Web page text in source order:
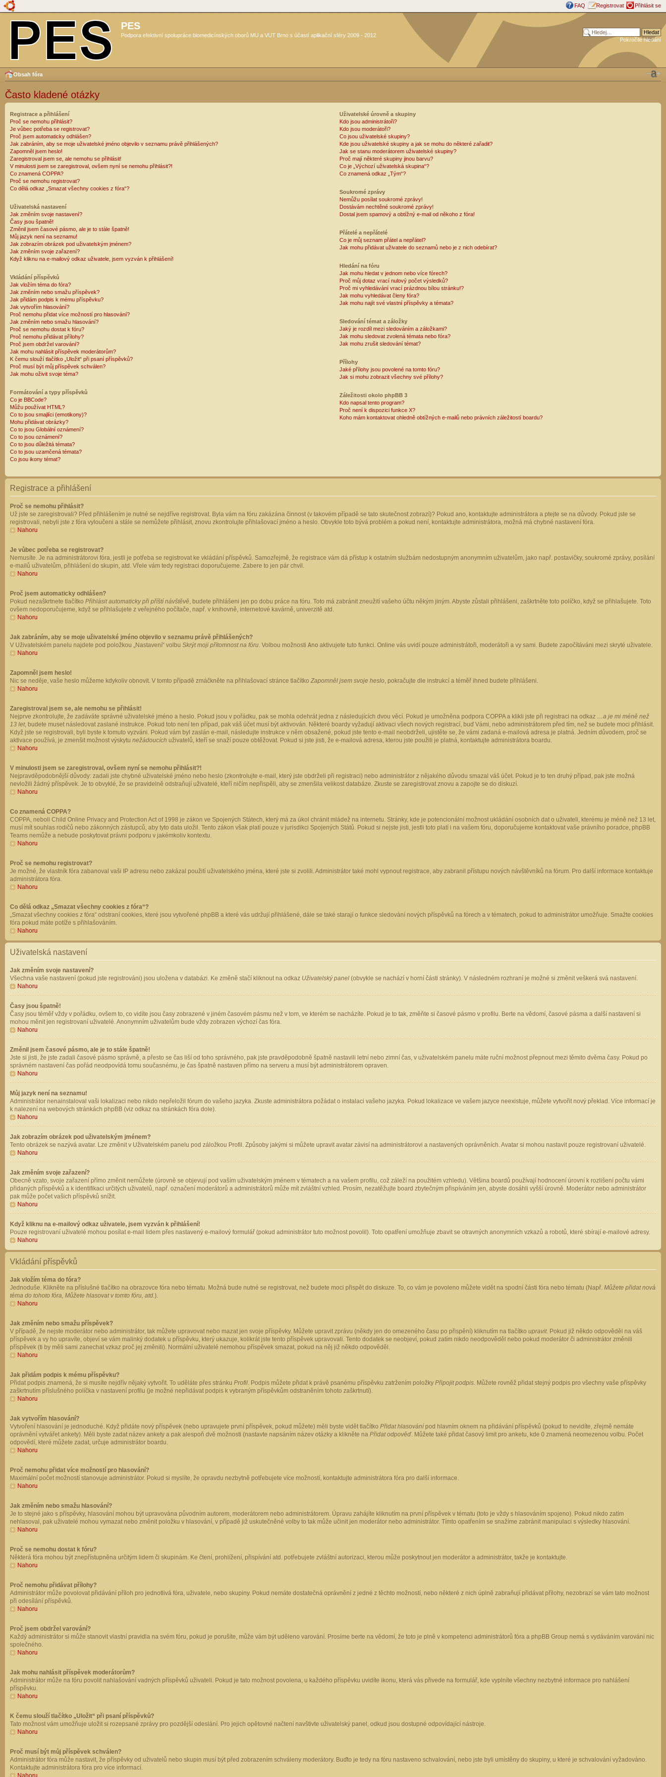
FAQ Registrovat Přihlásit se
PES
Podpora efektivní spolupráce biomedicínských oborů MU a VUT Brno s účastí aplikační sféry 2009 - 2012
Pokročilé hledání
Obsah fóra
Často kladené otázky
Registrace a přihlášení
Proč se nemohu přihlásit?
Je vůbec potřeba se registrovat?
Proč jsem automaticky odhlášen?
Jak zabráním, aby se moje uživatelské jméno objevilo v seznamu právě přihlášených?
Zapomněl jsem heslo!
Zaregistroval jsem se, ale nemohu se přihlásit!
V minulosti jsem se zaregistroval, ovšem nyní se nemohu přihlásit?!
Co znamená COPPA?
Proč se nemohu registrovat?
Co dělá odkaz „Smazat všechny cookies z fóra“?
Uživatelská nastavení
Jak změním svoje nastavení?
Časy jsou špatně!
Změnil jsem časové pásmo, ale je to stále špatně!
Můj jazyk není na seznamu!
Jak zobrazím obrázek pod uživatelským jménem?
Jak změním svoje zařazení?
Když kliknu na e-mailový odkaz uživatele, jsem vyzván k přihlášení!
Vkládání příspěvků
Jak vložím téma do fóra?
Jak změním nebo smažu příspěvek?
Jak přidám podpis k mému příspěvku?
Jak vytvořím hlasování?
Proč nemohu přidat více možností pro hlasování?
Jak změním nebo smažu hlasování?
Proč se nemohu dostat k fóru?
Proč nemohu přidávat přílohy?
Proč jsem obdržel varování?
Jak mohu nahlásit příspěvek moderátorům?
K čemu slouží tlačítko „Uložit“ při psaní příspěvků?
Proč musí být můj příspěvek schválen?
Jak mohu oživit svoje téma?
Formátování a typy příspěvků
Co je BBCode?
Můžu používat HTML?
Co to jsou smajlíci (emotikony)?
Mohu přidávat obrázky?
Co to jsou Globální oznámení?
Co to jsou oznámení?
Co to jsou důležitá témata?
Co to jsou uzamčená témata?
Co jsou ikony témat?
Uživatelské úrovně a skupiny
Kdo jsou administrátoři?
Kdo jsou moderátoři?
Co jsou uživatelské skupiny?
Kde jsou uživatelské skupiny a jak se mohu do některé zařadit?
Jak se stanu moderátorem uživatelské skupiny?
Proč mají některé skupiny jinou barvu?
Co je „Výchozí uživatelská skupina“?
Co znamená odkaz „Tým“?
Soukromé zprávy
Nemůžu posílat soukromé zprávy!
Dostávám nechtěné soukromé zprávy!
Dostal jsem spamový a obtížný e-mail od někoho z fóra!
Přátelé a nepřátelé
Co je můj seznam přátel a nepřátel?
Jak mohu přidávat uživatele do seznamů nebo je z nich odebírat?
Hledání na fóru
Jak mohu hledat v jednom nebo více fórech?
Proč můj dotaz vrací nulový počet výsledků?
Proč mi vyhledávání vrací prázdnou bílou stránku!?
Jak mohu vyhledávat členy fóra?
Jak mohu najít své vlastní příspěvky a témata?
Sledování témat a záložky
Jaký je rozdíl mezi sledováním a záložkami?
Jak mohu sledovat zvolená témata nebo fóra?
Jak mohu zrušit sledování témat?
Přílohy
Jaké přílohy jsou povolené na tomto fóru?
Jak si mohu zobrazit všechny své přílohy?
Záležitosti okolo phpBB 3
Kdo napsal tento program?
Proč není k dispozici funkce X?
Koho mám kontaktovat ohledně obtížných e-mailů nebo právních záležitostí boardu?
Registrace a přihlášení
Proč se nemohu přihlásit?
Už jste se zaregistrovali? Před přihlášením je nutné se nejdříve registrovat. Byla vám na fóru zakázána činnost (v takovém případě se tato skutečnost zobrazí)? Pokud ano, kontaktujte administrátora a ptejte se na důvody. Pokud jste se
registrovali, nebyli jste z fóra vyloučeni a stále se nemůžete přihlásit, znovu zkontrolujte přihlašovací jméno a heslo. Obvykle toto bývá problém a pokud není, kontaktujte administrátora, možná má chybné nastavení fóra.
Nahoru
Je vůbec potřeba se registrovat?
Nemusíte. Je na administrátorovi fóra, jestli je potřeba se registrovat ke vkládání příspěvků. Samozřejmě, že registrace vám dá přístup k ostatním službám nedostupným anonymním uživatelům, jako např. postavičky, soukromé zprávy, posílání
e-mailů uživatelům, přihlášení do skupin, atd. Vřele vám tedy registraci doporučujeme. Zabere to jen pár chvil.
Nahoru
Proč jsem automaticky odhlášen?
Pokud nezaškrtnete tlačítko Přihlásit automaticky při příští návštěvě, budete přihlášeni jen po dobu práce na fóru. Toto má zabránit zneužití vašeho účtu někým jiným. Abyste zůstali přihlášeni, zaškrtněte toto políčko, když se přihlašujete. Toto
ovšem nedoporučujeme, když se přihlašujete z veřejného počítače, např. v knihovně, internetové kavárně, univerzitě atd.
Nahoru
Jak zabráním, aby se moje uživatelské jméno objevilo v seznamu právě přihlášených?
V Uživatelském panelu najdete pod položkou „Nastavení“ volbu Skrýt moji přítomnost na fóru. Volbou možnosti Ano aktivujete tuto funkci. Online vás uvidí pouze administrátoři, moderátoři a vy sami. Budete započítáváni mezi skryté uživatele.
Nahoru
Zapomněl jsem heslo!
Nic se neděje, vaše heslo můžeme kdykoliv obnovit. V tomto případě zmáčkněte na přihlašovací stránce tlačítko Zapomněl jsem svoje heslo, pokračujte dle instrukcí a téměř ihned budete přihlášeni.
Nahoru
Zaregistroval jsem se, ale nemohu se přihlásit!
Nejprve zkontrolujte, že zadáváte správné uživatelské jméno a heslo. Pokud jsou v pořádku, pak se mohla odehrát jedna z následujících dvou věcí. Pokud je umožněna podpora COPPA a klikli jste při registraci na odkaz …a je mi méně než
13 let, budete muset následovat zaslané instrukce. Pokud toto není ten případ, pak váš účet musí být aktivován. Některé boardy vyžadují aktivaci všech nových registrací, buď Vámi, nebo administrátorem před tím, než se budete moci přihlásit.
Když jste se registrovali, byli byste k tomuto vyzváni. Pokud vám byl zaslán e-mail, následujte instrukce v něm obsažené, pokud jste tento e-mail neobdrželi, ujistěte se, že vámi zadaná e-mailová adresa je platná. Jedním důvodem, proč se
aktivace používá, je zmenšit možnost výskytu nežádoucích uživatelů, kteří se snaží pouze obtěžovat. Pokud si jste jisti, že e-mailová adresa, kterou jste použili je platná, kontaktujte administrátora boardu.
Nahoru
V minulosti jsem se zaregistroval, ovšem nyní se nemohu přihlásit?!
Nejpravděpodobnější důvody: zadali jste chybné uživatelské jméno nebo heslo (zkontrolujte e-mail, který jste obdrželi při registraci) nebo administrátor z nějakého důvodu smazal váš účet. Pokud je to ten druhý případ, pak jste možná
nevložili žádný příspěvek. Je to obvyklé, že se pravidelně odstraňují uživatelé, kteří ničím nepřispěli, aby se zmenšila velikost databáze. Zkuste se zaregistrovat znovu a zapojte se do diskuzí.
Nahoru
Co znamená COPPA?
COPPA, neboli Child Online Privacy and Protection Act of 1998 je zákon ve Spojených Státech, který má za úkol chránit mládež na internetu. Stránky, kde je potencionální možnost ukládání osobních dat o uživateli, kterému je méně než 13 let,
musí mít souhlas rodičů nebo zákonných zástupců, aby tyto data uložil. Tento zákon však platí pouze v jurisdikci Spojených Států. Pokud si nejste jisti, jestli toto platí i na vašem fóru, doporučujeme kontaktovat vaše právního poradce, phpBB
Teams nemůže a nebude poskytovat právni podporu v jakémkoliv kontextu.
Nahoru
Proč se nemohu registrovat?
Je možné, že vlastník fóra zabanoval vaši IP adresu nebo zakázal použití uživatelského jména, které jste si zvolili. Administrátor také mohl vypnout registrace, aby zabranil přístupu nových návštěvníků na fórum. Pro další informace kontaktuje
administrátora fóra.
Nahoru
Co dělá odkaz „Smazat všechny cookies z fóra“?
„Smazat všechny cookies z fóra“ odstraní cookies, které jsou vytvořené phpBB a které vás udržují přihlášené, dále se také starají o funkce sledování nových příspěvků na fórech a v tématech, pokud to administrátor umožňuje. Smažte cookies
fóra pokud máte potíže s přihlašováním.
Nahoru
Uživatelská nastavení
Jak změním svoje nastavení?
Všechna vaše nastavení (pokud jste registrováni) jsou uložena v databázi. Ke změně stačí kliknout na odkaz Uživatelský panel (obvykle se nachází v horní části stránky). V následném rozhraní je možné si změnit veškerá svá nastavení.
Nahoru
Časy jsou špatně!
Časy jsou téměř vždy v pořádku, ovšem to, co vidíte jsou časy zobrazené v jiném časovém pásmu než v tom, ve kterém se nacházíte. Pokud je to tak, změňte si časové pásmo v profilu. Berte na vědomí, časové pásma a další nastavení si
mohou měnit jen registrovaní uživatelé. Anonymním uživatelům bude vždy zobrazen výchozí čas fóra.
Nahoru
Změnil jsem časové pásmo, ale je to stále špatně!
Jste si jisti, že jste zadali časové pásmo správně, a přesto se čas liší od toho správného, pak jste pravděpodobně špatně nastavili letní nebo zimní čas, v uživatelském panelu máte ruční možnost přepnout mezi těmito dvěma časy. Pokud po
správném nastavení čas pořád neodpovídá tomu současnému, je čas špatně nastaven přímo na serveru a musí být administrátorem opraven.
Nahoru
Můj jazyk není na seznamu!
Administrátor nenainstaloval vaši lokalizaci nebo nikdo nepřeložil fórum do vašeho jazyka. Zkuste administrátora požádat o instalaci vašeho jazyka. Pokud lokalizace ve vašem jazyce neexistuje, můžete vytvořit nový překlad. Více informací je
k nalezení na webových stránkách phpBB (viz odkaz na stránkách fóra dole).
Nahoru
Jak zobrazím obrázek pod uživatelským jménem?
Tento obrázek se nazývá avatar. Lze změnit v Uživatelském panelu pod záložkou Profil. Způsoby jakými si můžete upravit avatar závisí na administrátorovi a nastavených oprávněních. Avatar si mohou nastavit pouze registrovaní uživatelé.
Nahoru
Jak změním svoje zařazení?
Obecně vzato, svoje zařazení přímo změnit nemůžete (úrovně se objevují pod vaším uživatelským jménem v tématech a na vašem profilu, což záleží na použitém vzhledu). Většina boardů používají hodnocení úrovní k rozlišení počtu vámi
přidaných příspěvků a k identifikaci určitých uživatelů, např. označení moderátorů a administrátorů může mít zvláštní vzhled. Prosím, nezatěžujte board zbytečným přispíváním jen, abyste dosáhli vyšší úrovně. Moderátor nebo administrátor
pak může počet vašich příspěvků snížit.
Nahoru
Když kliknu na e-mailový odkaz uživatele, jsem vyzván k přihlášení!
Pouze registrovaní uživatelé mohou posílat e-mail lidem přes nastavený e-mailový formulář (pokud administrátor tuto možnost povolil). Toto opatření umožňuje zbavit se otravných anonymních vzkazů a robotů, které sbírají e-mailové adresy.
Nahoru
Vkládání příspěvků
Jak vložím téma do fóra?
Jednoduše. Klikněte na příslušné tlačítko na obrazovce fóra nebo tématu. Možná bude nutné se registrovat, než budete moci přispět do diskuze. To, co vám je povoleno můžete vidět na spodní části fóra nebo tématu (Např. Můžete přidat nová
téma do tohoto fóra, Můžete hlasovat v tomto fóru, atd.).
Nahoru
Jak změním nebo smažu příspěvek?
V případě, že nejste moderátor nebo administrátor, tak můžete upravovat nebo mazat jen svoje příspěvky. Můžete upravit zprávu (někdy jen do omezeného času po přispění) kliknutím na tlačítko upravit. Pokud již někdo odpověděl na váš
příspěvek a vy ho upravíte, objeví se vám malinký dodatek u příspěvku, který ukazuje, kolikrát jste tento příspěvek upravovali. Tento dodatek se neobjeví, pokud zatím nikdo neodpověděl nebo pokud moderátor či administrátor změnili
příspěvek (ti by měli sami zanechat vzkaz proč jej změnili). Normální uživatelé nemohou příspěvek smazat, pokud na něj již někdo odpověděl.
Nahoru
Jak přidám podpis k mému příspěvku?
Přidat podpis znamená, že si musíte nejdřív nějaký vytvořit. To uděláte přes stránku Profil. Podpis můžete přidat k právě psanému příspěvku zatržením položky Připojit podpis. Můžete rovněž přidat stejný podpis pro všechny vaše příspěvky
zaškrtnutím příslušného políčka v nastavení profilu (je možné nepřidávat podpis k vybraným příspěvkům odstraněním tohoto zaškrtnutí).
Nahoru
Jak vytvořím hlasování?
Vytvoření hlasování je jednoduché. Když přidáte nový příspěvek (nebo upravujete první příspěvek, pokud můžete) měli byste vidět tlačítko Přidat hlasování pod hlavním oknem na přidávání příspěvků (pokud to nevidíte, zřejmě nemáte
oprávnění vytvářet ankety). Měli byste zadat název ankety a pak alespoň dvě možnosti (nastavte napsáním název otázky a klikněte na Přidat odpověď. Můžete také přidat časový limit pro anketu, kde 0 znamená neomezenou volbu. Počet
odpovědí, které můžete zadat, určuje administrátor boardu.
Nahoru
Proč nemohu přidat více možností pro hlasování?
Maximální počet možností stanovuje administrátor. Pokud si myslíte, že opravdu nezbytně potřebujete více možností, kontaktujte administrátora fóra pro další informace.
Nahoru
Jak změním nebo smažu hlasování?
Je to stejné jako s příspěvky, hlasování mohou být upravována původním autorem, moderátorem nebo administrátorem. Úpravu zahájíte kliknutím na první příspěvek v tématu (toto je vždy s hlasováním spojeno). Pokud nikdo zatím
nehlasoval, pak uživatelé mohou vymazat nebo změnit položku v hlasování, v případě již uskutečněné volby to tak může učinit jen moderátor nebo administrátor. Tímto opatřením se snažíme zabránit manipulaci s výsledky hlasování.
Nahoru
Proč se nemohu dostat k fóru?
Některá fóra mohou být znepřístupněna určitým lidem či skupinám. Ke čtení, prohlížení, přispívání atd. potřebujete zvláštní autorizaci, kterou může poskytnout jen moderátor a administrátor, takže je kontaktujte.
Nahoru
Proč nemohu přidávat přílohy?
Administrátor může povolovat přidávání příloh pro jednotlivá fóra, uživatele, nebo skupiny. Pokud nemáte dostatečná oprávnění z jedné z těchto možností, nebo některé z nich úplně zabraňují přidávat přílohy, nezobrazí se vám tato možnost
při odesílání příspěvků.
Nahoru
Proč jsem obdržel varování?
Každý administrátor si může stanovit vlastní pravidla na svém fóru, pokud je porušíte, může vám být uděleno varování. Prosíme berte na vědomí, že toto je plně v kompetenci administrátorů fóra a phpBB Group nemá s vydáváním varování nic
společného.
Nahoru
Jak mohu nahlásit příspěvek moderátorům?
Administrátor může na fóru povolit nahlašování vadných příspěvků uživateli. Pokud je tato možnost povolena, u každého příspěvku uvidíte ikonu, která vás přivede na formulář, kde vyplníte všechny nezbytné informace pro nahlášení
příspěvku.
Nahoru
K čemu slouží tlačítko „Uložit“ při psaní příspěvků?
Tato možnost vám umožňuje uložit si rozepsané zprávy pro pozdější odeslání. Pro jejich opětovné načtení navštivte uživatelský panel, odkud jsou dostupné odpovídající nástroje.
Nahoru
Proč musí být můj příspěvek schválen?
Administrátor fóra může nastavit, že příspěvky od uživatelů nebo skupin musí být před zobrazením schváleny moderátory. Buďto je tedy na fóru nastaveno schvalování, nebo jste byli umístěny do skupiny, u které je schvalování vyžadováno.
Kontaktujte administrátora fóra pro více informací.
Nahoru